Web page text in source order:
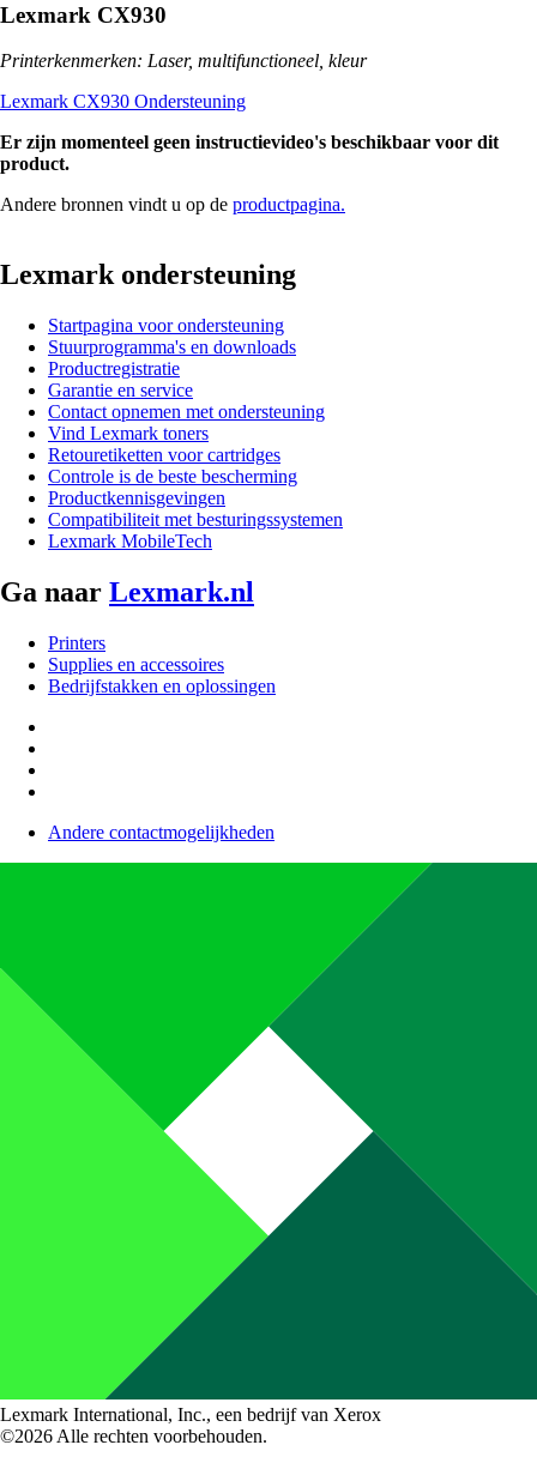
Lexmark CX930
Printerkenmerken: Laser, multifunctioneel, kleur
Lexmark CX930 Ondersteuning
Er zijn momenteel geen instructievideo's beschikbaar voor dit
product.
Andere bronnen vindt u op de productpagina.
Lexmark ondersteuning
Startpagina voor ondersteuning
Stuurprogramma's en downloads
Productregistratie
Garantie en service
Contact opnemen met ondersteuning
Vind Lexmark toners
Retouretiketten voor cartridges
Controle is de beste bescherming
Productkennisgevingen
Compatibiliteit met besturingssystemen
Lexmark MobileTech
Ga naar Lexmark.nl
Printers
Supplies en accessoires
Bedrijfstakken en oplossingen
Andere contactmogelijkheden
Lexmark International, Inc., een bedrijf van Xerox
©2026 Alle rechten voorbehouden.